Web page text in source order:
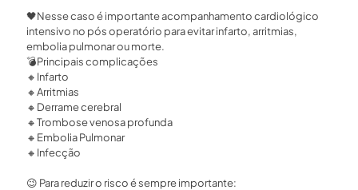
🖤Nesse caso é importante acompanhamento cardiológico
intensivo no pós operatório para evitar infarto, arritmias,
embolia pulmonar ou morte.⁣ ⁣
💣Principais complicações ⁣
🔸 Infarto⁣
🔸Arritmias⁣
🔸 Derrame cerebral⁣
🔸Trombose venosa profunda ⁣
🔸 Embolia Pulmonar ⁣
🔸 Infecção ⁣
😉 Para reduzir o risco é sempre importante: ⁣